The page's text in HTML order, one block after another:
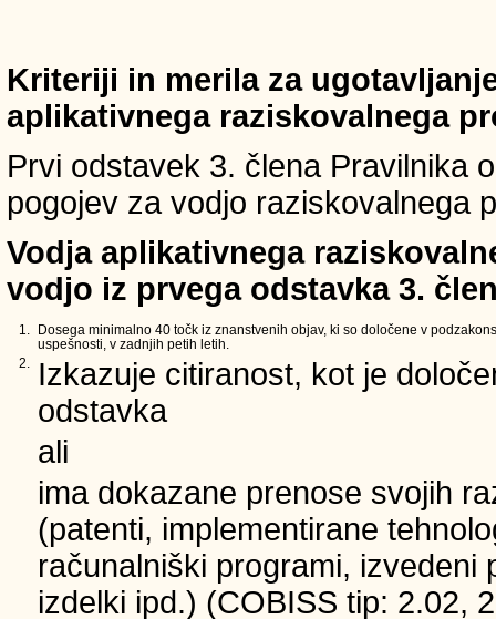
Kriteriji in merila za
aplikativnega raziskovalnega
Prvi odstavek 3. člena Pravilnika
pogojev za vodjo raziskovalnega
Vodja aplikativnega
vodjo iz prvega odstavka 3.
1.
Dosega minimalno 40 točk iz znanstvenih objav, ki so določene v
uspešnosti, v zadnjih petih letih.
2.
Izkazuje citiranost, kot je
odstavka
ali
ima dokazane prenose svojih
(patenti, implementirane
računalniški programi, izvedeni
izdelki ipd.) (COBISS tip: 2.02,